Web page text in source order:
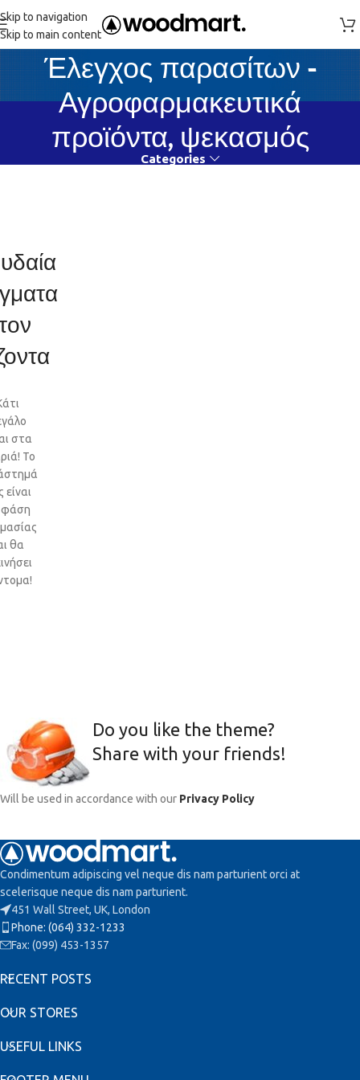
Skip to navigation
Skip to main content
Έλεγχος παρασίτων -
Αγροφαρμακευτικά
προϊόντα, ψεκασμός
Categories
στα
Το
είναι
φάση
θα
Do you like the theme?
Share with your friends!
Will be used in accordance with our Privacy Policy
Condimentum adipiscing vel neque dis nam parturient orci at
scelerisque neque dis nam parturient.
451 Wall Street, UK, London
Phone: (064) 332-1233
Fax: (099) 453-1357
RECENT POSTS
OUR STORES
USEFUL LINKS